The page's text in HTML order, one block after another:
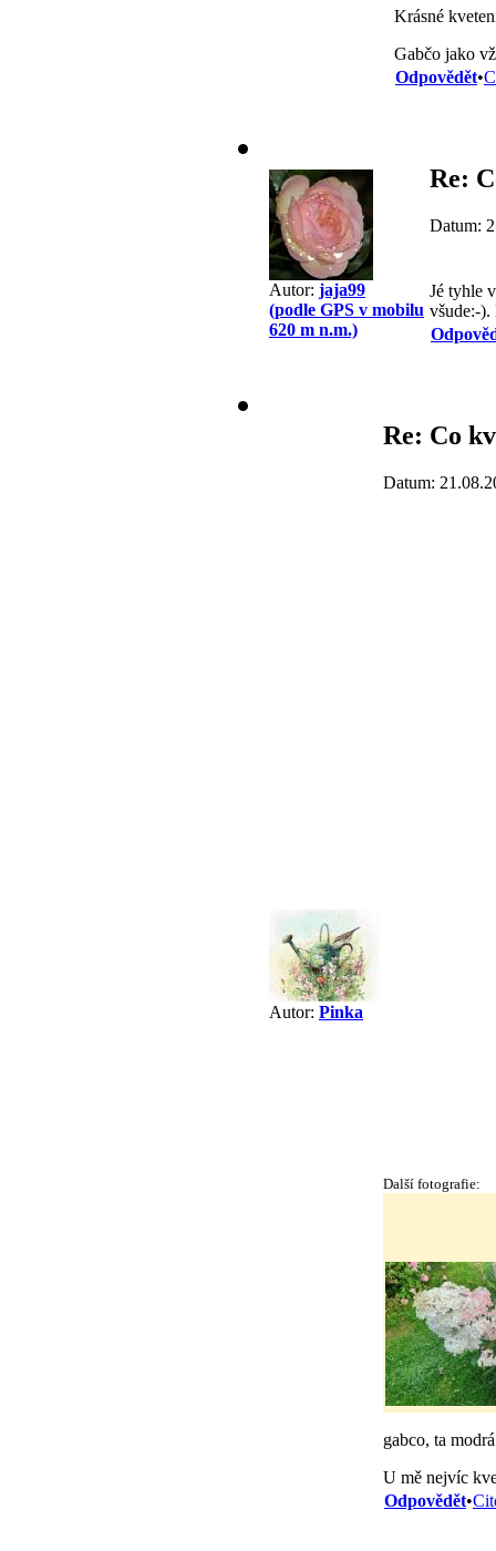
Krásné
Gabčo jako
Odpovědět•
Autor: jaja99
(podle GPS v mobilu
620 m n.m.)
Re:
Datum:
Jé tyhle
všude:-).
Autor: Pinka
Re: Co
Datum:
Další fotografie:
gabco, ta
U mě nejvíc
Odpovědět•